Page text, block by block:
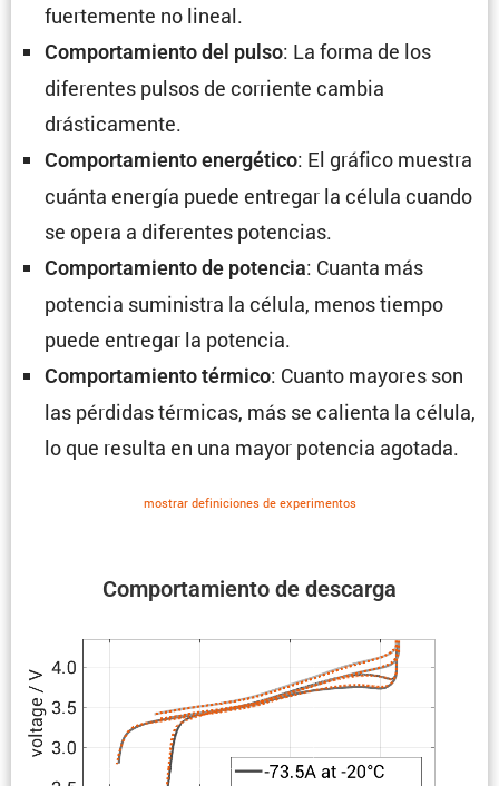
Compor­ta­miento de descarga
fuerte­mente no lineal.
Compor­ta­miento del pulso: La forma de los
diferentes pulsos de corriente cambia
drásticamente.
Compor­ta­miento energé­tico: El gráfico muestra
cuánta energía puede entregar la célula cuando
se opera a diferentes potencias.
Compor­ta­miento de potencia: Cuanta más
potencia suministra la célula, menos tiempo
puede entregar la potencia.
Compor­ta­miento térmico: Cuanto mayores son
las pérdidas térmicas, más se calienta la célula,
lo que resulta en una mayor potencia agotada.
mostrar defini­ciones de experi­mentos